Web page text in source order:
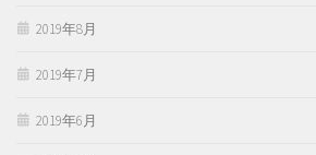
2019年8月
2019年7月
2019年6月